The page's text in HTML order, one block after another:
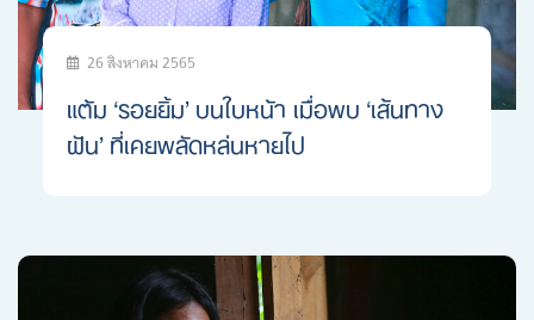
26 สิงหาคม 2565
แต้ม ‘รอยยิ้ม’ บนใบหน้า เมื่อพบ ‘เส้นทาง
ฝัน’ ที่เคยพลัดหล่นหายไป